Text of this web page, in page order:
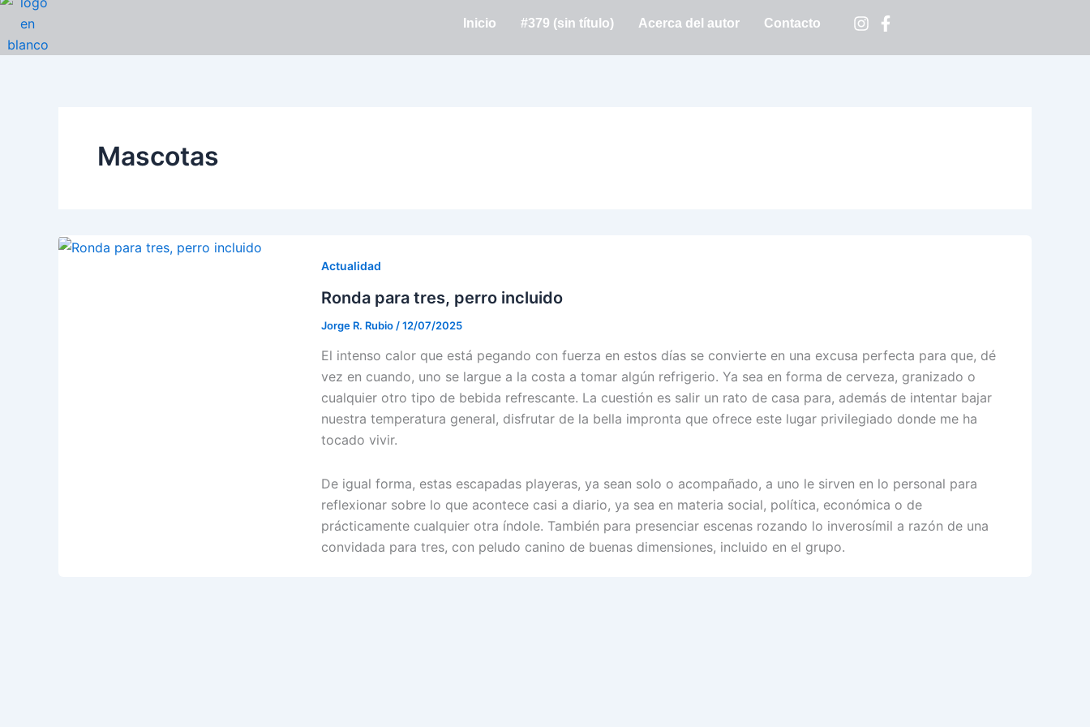
Ir
contenido
Inicio #379 (sin título) Acerca del autor Contacto
Mascotas
Actualidad
Ronda para tres, perro incluido
Jorge R. Rubio /12/07/2025
El intenso calor que está pegando con fuerza en estos días se convierte en una excusa perfecta para que, dé
vez en cuando, uno se largue a la costa a tomar algún refrigerio. Ya sea en forma de cerveza, granizado o
cualquier otro tipo de bebida refrescante. La cuestión es salir un rato de casa para, además de intentar bajar
nuestra temperatura general, disfrutar de la bella impronta que ofrece este lugar privilegiado donde me ha
tocado vivir.
De igual forma, estas escapadas playeras, ya sean solo o acompañado, a uno le sirven en lo personal para
reflexionar sobre lo que acontece casi a diario, ya sea en materia social, política, económica o de
prácticamente cualquier otra índole. También para presenciar escenas rozando lo inverosímil a razón de una
convidada para tres, con peludo canino de buenas dimensiones, incluido en el grupo.